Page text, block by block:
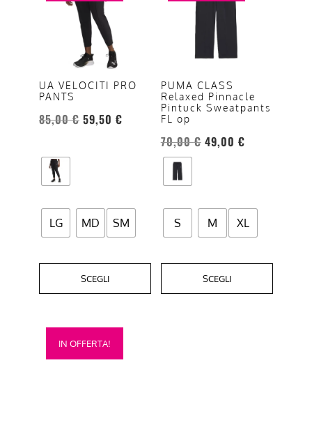
UA VELOCITI PRO
PANTS
85,00€ 59,50 €
LG MD SM
SCEGLI
opzioni
possono
essere
pagina
del
prodotto
PUMA CLASS
Relaxed Pinnacle
Pintuck Sweatpants
FL op
70,00€ 49,00 €
S M XL
SCEGLI
opzioni
possono
essere
scelte
nella
pagina
del
prodotto
IN OFFERTA!
Questo
prodotto